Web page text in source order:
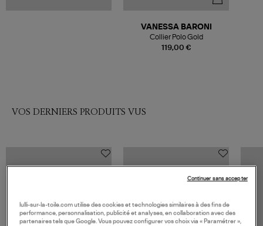
119,00 €
VANESSA BARONI
Collier Polo Gold
VOS DERNIERS PRODUITS VUS
lulli-sur-la-toile.com utilise des cookies et technologies similaires à des fins de
performance, personnalisation, publicité et analyses, en collaboration avec des
partenaires tels que Google. Vous pouvez configurer vos choix via « Paramétrer »,
Continuer sans accepter